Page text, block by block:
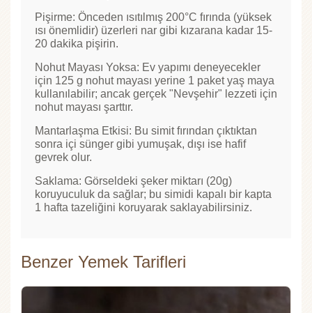
Pişirme: Önceden ısıtılmış 200°C fırında (yüksek
ısı önemlidir) üzerleri nar gibi kızarana kadar 15-
20 dakika pişirin.
Nohut Mayası Yoksa: Ev yapımı deneyecekler
için 125 g nohut mayası yerine 1 paket yaş maya
kullanılabilir; ancak gerçek "Nevşehir" lezzeti için
nohut mayası şarttır.
Mantarlaşma Etkisi: Bu simit fırından çıktıktan
sonra içi sünger gibi yumuşak, dışı ise hafif
gevrek olur.
Saklama: Görseldeki şeker miktarı (20g)
koruyuculuk da sağlar; bu simidi kapalı bir kapta
1 hafta tazeliğini koruyarak saklayabilirsiniz.
Benzer Yemek Tarifleri